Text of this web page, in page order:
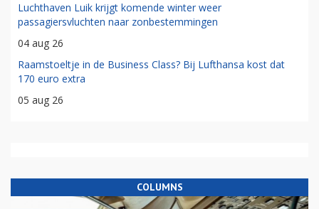
Luchthaven Luik krijgt komende winter weer
passagiersvluchten naar zonbestemmingen
04 aug 26
Raamstoeltje in de Business Class? Bij Lufthansa kost dat
170 euro extra
05 aug 26
COLUMNS